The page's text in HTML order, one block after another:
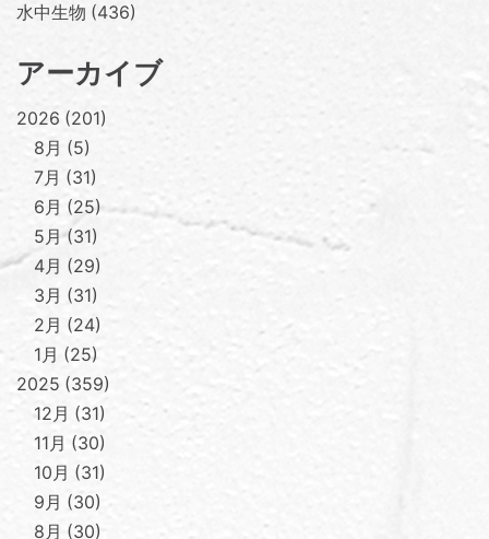
水中生物 436
アーカイブ
2026 201
8月
5
7月
31
6月
25
5月
31
4月
29
3月
31
2月
24
1月
25
2025 359
12月
31
11月
30
10月
31
9月
30
8月
30